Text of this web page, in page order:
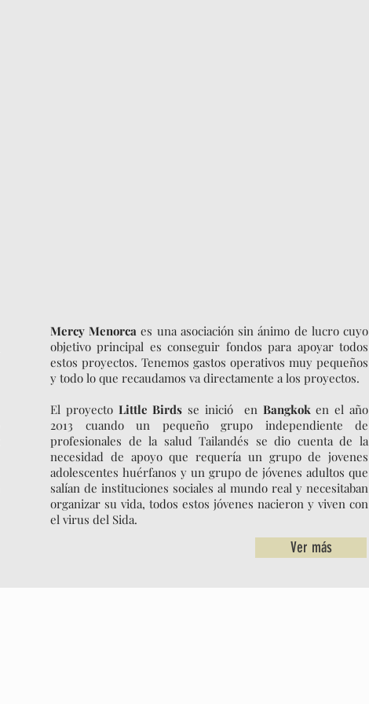
Mercy Menorca es una asociación sin ánimo de lucro cuyo
objetivo principal es conseguir fondos para apoyar todos
estos proyectos. Tenemos gastos operativos muy pequeños
y todo lo que recaudamos va directamente a los proyectos.
El proyecto Little Birds se inició en Bangkoken el año
2013 cuando un pequeño grupo independiente de
profesionales de la salud Tailandés se dio cuenta de la
necesidad de apoyo que requería un grupo de jovenes
adolescentes huérfanos y un grupo de jóvenes adultos que
salían de instituciones sociales al mundo real y necesitaban
organizar su vida, todos estos jóvenes nacieron y viven con
el virus del Sida.
Ver más